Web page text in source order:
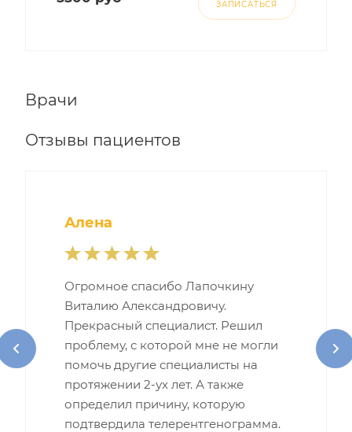
ЗАПИСАТЬСЯ
Врачи
Отзывы пациентов
Алена
Огромное спасибо Лапочкину
Виталию Александровичу.
Прекрасный специалист. Решил
проблему, с которой мне не могли
помочь другие специалисты на
протяжении 2-ух лет. А также
определил причину, которую
подтвердила телерентгенограмма.